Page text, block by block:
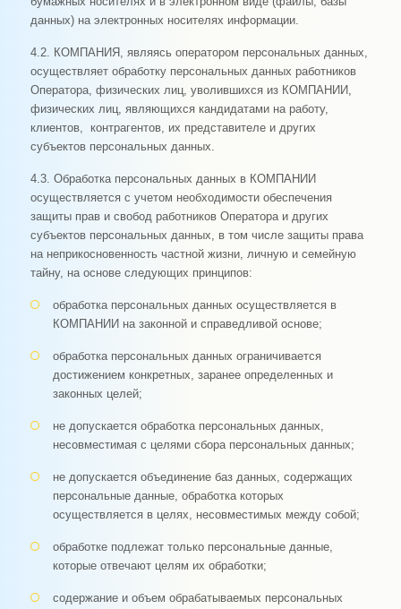
данных) на электронных носителях информации.
4.2. КОМПАНИЯ, являясь оператором персональных данных,
осуществляет обработку персональных данных работников
Оператора, физических лиц, уволившихся из КОМПАНИИ,
физических лиц, являющихся кандидатами на работу,
клиентов, контрагентов, их представителе и других
субъектов персональных данных.
4.3. Обработка персональных данных в КОМПАНИИ
осуществляется с учетом необходимости обеспечения
защиты прав и свобод работников Оператора и других
субъектов персональных данных, в том числе защиты права
на неприкосновенность частной жизни, личную и семейную
тайну, на основе следующих принципов:
обработка персональных данных осуществляется в
КОМПАНИИ на законной и справедливой основе;
обработка персональных данных ограничивается
достижением конкретных, заранее определенных и
законных целей;
не допускается обработка персональных данных,
несовместимая с целями сбора персональных данных;
не допускается объединение баз данных, содержащих
персональные данные, обработка которых
осуществляется в целях, несовместимых между собой;
обработке подлежат только персональные данные,
которые отвечают целям их обработки;
содержание и объем обрабатываемых персональных